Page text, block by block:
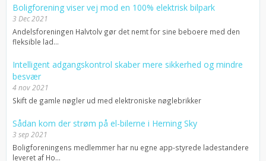
Boligforening viser vej mod en 100% elektrisk bilpark
3 Dec 2021
Andelsforeningen Halvtolv gør det nemt for sine beboere med den
fleksible lad...
Intelligent adgangskontrol skaber mere sikkerhed og mindre
besvær
4 nov 2021
Skift de gamle nøgler ud med elektroniske nøglebrikker
Sådan kom der strøm på el-bilerne i Herning Sky
3 sep 2021
Boligforeningens medlemmer har nu egne app-styrede ladestandere
leveret af Ho...